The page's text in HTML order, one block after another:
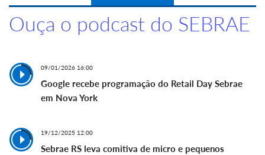
Ouça o podcast do SEBRAE
09/01/2026 16:00
Google recebe programação do Retail Day Sebrae
em Nova York
19/12/2025 12:00
Sebrae RS leva comitiva de micro e pequenos